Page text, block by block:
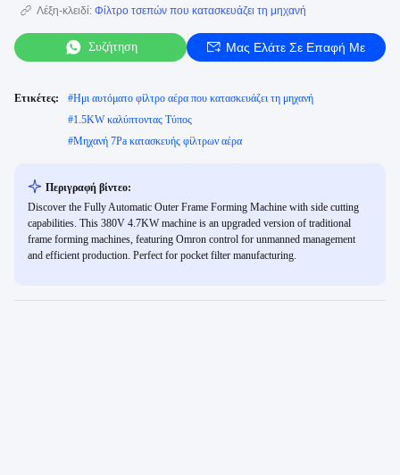
Λέξη-κλειδί: Φίλτρο τσεπών που κατασκευάζει τη μηχανή
Συζήτηση Μας Ελάτε Σε Επαφή Με
Ετικέτες: #Ημι αυτόματο φίλτρο αέρα που κατασκευάζει τη μηχανή
#1.5KW καλύπτοντας Τύπος
#Μηχανή 7Pa κατασκευής φίλτρων αέρα
Περιγραφή βίντεο:
Discover the Fully Automatic Outer Frame Forming Machine with side cutting
capabilities. This 380V 4.7KW machine is an upgraded version of traditional
frame forming machines, featuring Omron control for unmanned management
and efficient production. Perfect for pocket filter manufacturing.